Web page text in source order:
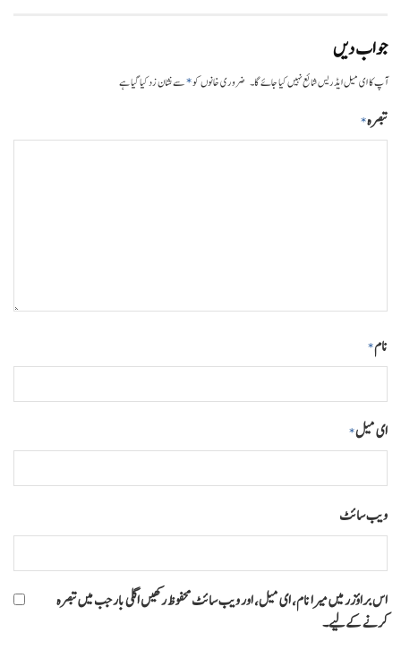
جواب دیں
آپ کا ای میل ایڈریس شائع نہیں کیا جائے گا۔ ضروری خانوں کو*سے نشان زد کیا گیا ہے
تبصرہ*
نام*
ای میل*
ویب‌ سائٹ
اس براؤزر میں میرا نام، ای میل، اور ویب سائٹ محفوظ رکھیں اگلی بار جب میں تبصرہ
کرنے کےلیے۔